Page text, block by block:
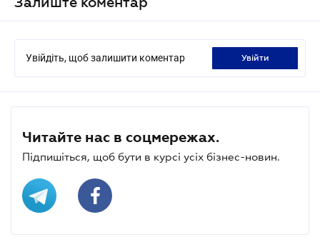
Увійдіть, щоб залишити коментар увійти
Читайте нас в соцмережах.
Підпишіться, щоб бути в курсі усіх бізнес-новин.